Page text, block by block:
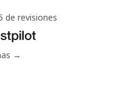
de revisiones
→